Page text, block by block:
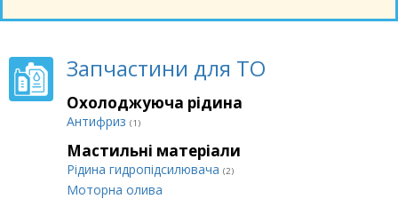
Запчастини для ТО
Охолоджуюча рідина
Антифриз (1)
Мастильні матеріали
Рідина гидропідсилювача (2)
Моторна олива